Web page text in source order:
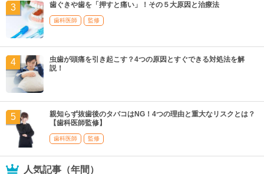
歯ぐきや歯を「押すと痛い」！その５大原因と治療法
歯科医師 監修
虫歯が頭痛を引き起こす？4つの原因とすぐできる対処法を解
説！
親知らず抜歯後のタバコはNG！4つの理由と重大なリスクとは？
【歯科医師監修】
歯科医師 監修
人気記事（年間）